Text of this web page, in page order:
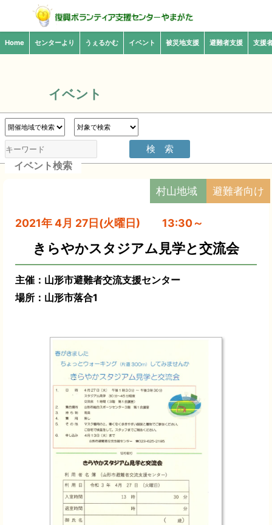
Home センターより うぇるかむ イベント 被災地支援 避難者支援 支援
イベント
イベント検索
村山地域 避難者向け
2021年 4月 27日(火曜日) 13:30～
きらやかスタジアム見学と交流会
主催：山形市避難者交流支援センター
場所：山形市落合1